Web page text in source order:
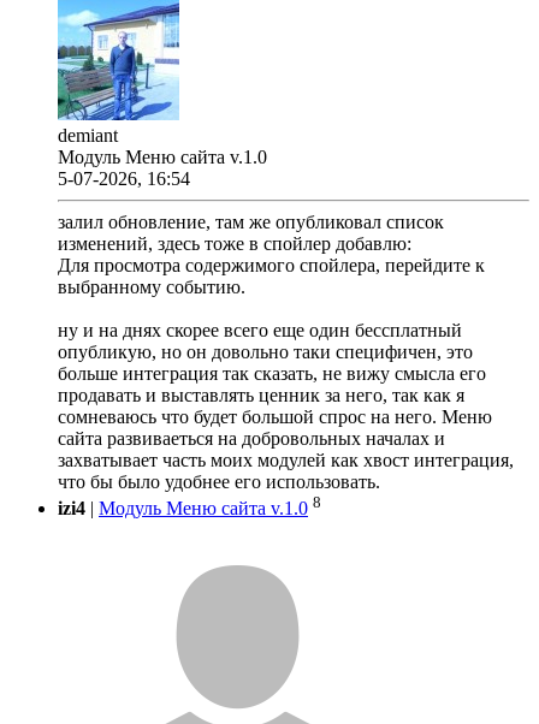
demiant
Модуль Меню сайта v.1.0
5-07-2026, 16:54
залил обновление, там же опубликовал список
изменений, здесь тоже в спойлер добавлю:
Для просмотра содержимого спойлера, перейдите к
выбранному событию.
ну и на днях скорее всего еще один бессплатный
опубликую, но он довольно таки специфичен, это
больше интеграция так сказать, не вижу смысла его
продавать и выставлять ценник за него, так как я
сомневаюсь что будет большой спрос на него. Меню
сайта развиваеться на добровольных началах и
захватывает часть моих модулей как хвост интеграция,
что бы было удобнее его использовать.
izi4
Модуль Меню сайта v.1.0 8